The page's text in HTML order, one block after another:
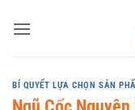
qua
BÍ QUYẾT LỰA CHỌN SẢN
Ngũ Cốc